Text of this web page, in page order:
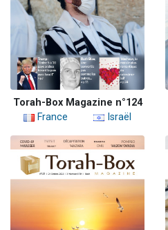
Torah-Box Magazine n°124
France
Israël